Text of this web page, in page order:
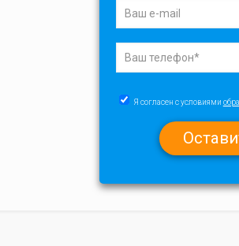
Я согласен с условиями